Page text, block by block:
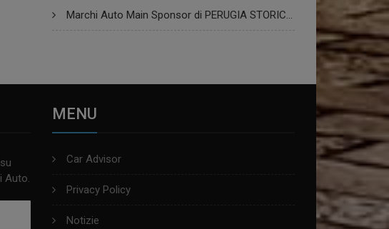
Marchi Auto Main Sponsor di PERUGIA STORICA 2024
Auto.
MENU
Car Advisor
Privacy Policy
Notizie